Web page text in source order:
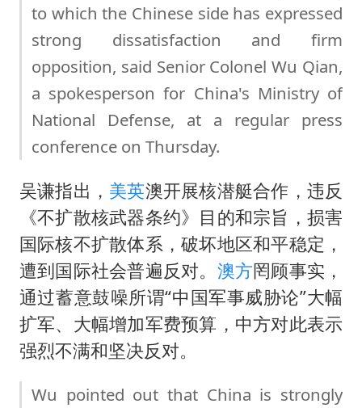
to which the Chinese side has expressed
strong dissatisfaction and firm
opposition, said Senior Colonel Wu Qian,
a spokesperson for China's Ministry of
National Defense, at a regular press
conference on Thursday.
吴谦指出， 美英澳开展核潜艇合作，违反
《不扩散核武器条约》目的和宗旨，损害
国际核不扩散体系，破坏地区和平稳定，
遭到国际社会普遍反对。 澳方罔顾事实，
通过蓄意鼓噪所谓“中国军事威胁论”大幅
扩军、大幅增加军费预算，中方对此表示
强烈不满和坚决反对。
Wu pointed out that China is strongly